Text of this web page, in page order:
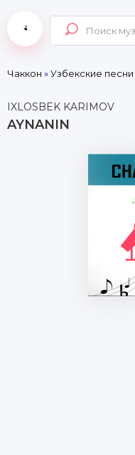
Чаккон »Узбекские песни
IXLOSBEK KARIMOV
AYNANIN